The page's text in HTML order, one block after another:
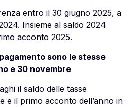
entro il 30 giugno 2025, a
Insieme al saldo 2024
acconto 2025.
sono le stesse
e 30 novembre
il saldo delle tasse
e il primo acconto dell’anno in